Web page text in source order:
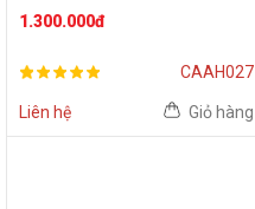
(1.3 MP)
1.300.000đ
CAAH027
Liên hệ Giỏ hàng